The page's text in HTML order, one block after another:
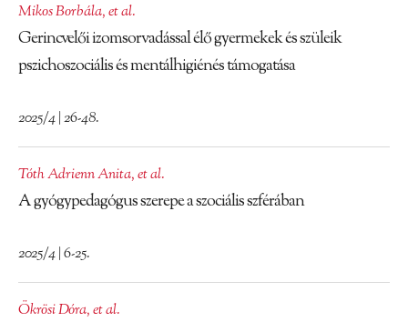
Mikos Borbála,et al.
Gerincvelői izomsorvadással élő gyermekek és szüleik
pszichoszociális és mentálhigiénés támogatása
2025/4 | 26-48.
Tóth Adrienn Anita,et al.
A gyógypedagógus szerepe a szociális szférában
2025/4 | 6-25.
Ökrösi Dóra,et al.